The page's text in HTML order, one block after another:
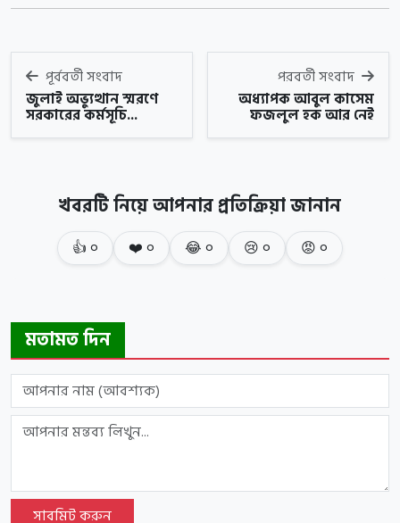
পূর্ববর্তী সংবাদ
জুলাই অভ্যুত্থান স্মরণে
সরকারের কর্মসূচি...
পরবর্তী সংবাদ
অধ্যাপক আবুল কাসেম
ফজলুল হক আর নেই
খবরটি নিয়ে আপনার প্রতিক্রিয়া জানান
👍০ ❤️০ 😂০ 😢০ 😡০
মতামত দিন
সাবমিট করুন